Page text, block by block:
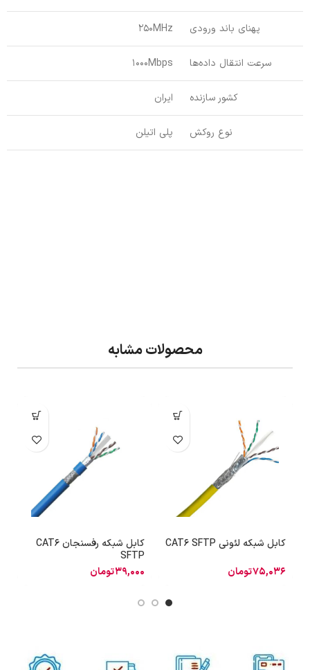
پهنای باند ورودی 250MHz
سرعت انتقال داده‌ها 1000Mbps
کشور سازنده ایران
نوع روکش پلی اتیلن
محصولات مشابه
کابل شبکه لئونی CAT6 SFTP
75,036تومان
کابل شبکه رفسنجان CAT6
SFTP
39,000تومان